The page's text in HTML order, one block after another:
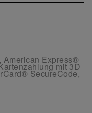
Express®
mit 3D
SecureCode,